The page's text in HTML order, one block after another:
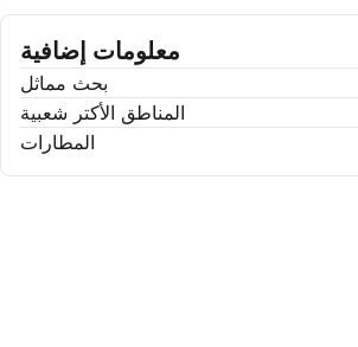
معلومات إضافية
بحث مماثل
المناطق الأكتر شعبية
المطارات